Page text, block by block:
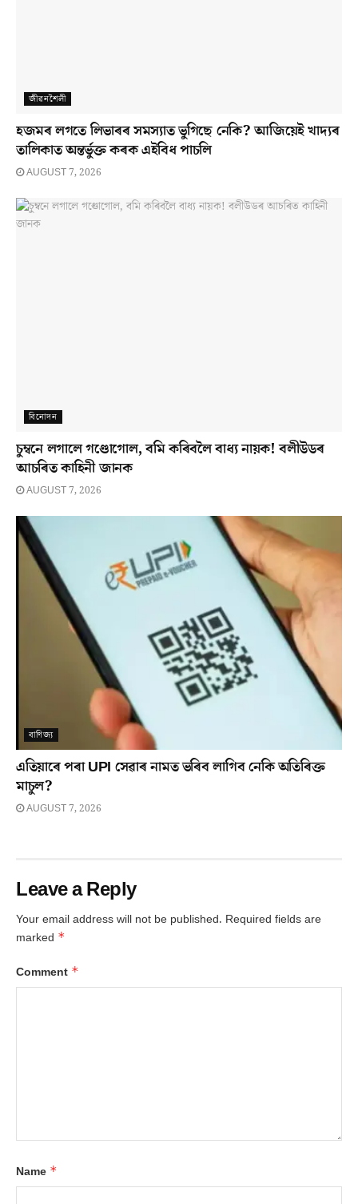
জীৱনশৈলী
হজমৰ লগতে লিভাৰৰ সমস্যাত ভুগিছে নেকি? আজিয়েই খাদ্যৰ
তালিকাত অন্তৰ্ভুক্ত কৰক এইবিধ পাচলি
AUGUST 7, 2026
বিনোদন
চুম্বনে লগালে গণ্ডোগোল, বমি কৰিবলৈ বাধ্য নায়ক! বলীউডৰ
আচৰিত কাহিনী জানক
AUGUST 7, 2026
বাণিজ্য
এতিয়াৰে পৰা UPI সেৱাৰ নামত ভৰিব লাগিব নেকি অতিৰিক্ত
মাচুল?
AUGUST 7, 2026
Leave a Reply
Your email address will not be published. Required fields are
marked *
Comment *
Name *